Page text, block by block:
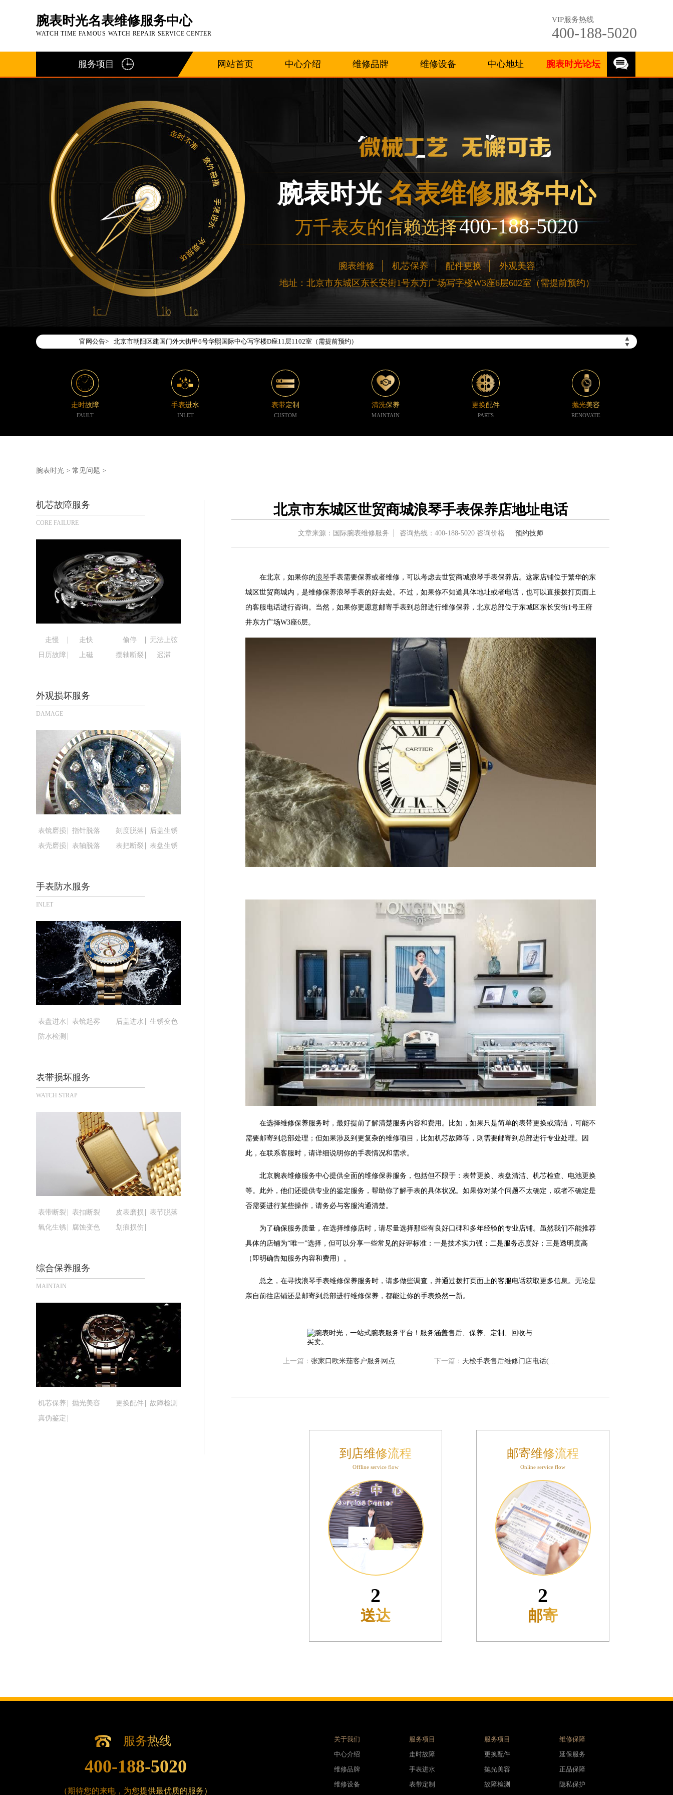
腕表时光名表维修服务中心
WATCH TIME FAMOUS WATCH REPAIR SERVICE CENTER
VIP服务热线
400-188-5020
服务项目 网站首页 中心介绍 维修品牌 维修设备 中心地址 腕表时光论坛
腕表时光 名表维修服务中心
万千表友的信赖选择400-188-5020
腕表维修 机芯保养 配件更换
外观美容
地址：北京市东城区东长安街1号东方广场写字楼W3座6层602室（需提前预约）
官网公告>
▲
▼
2026年7月腕表时光中国区售后服务网络优化升级公告
2026年7月腕表时光全国官方售后客户服务热线：400-188-5020
腕表时光官方全国统一服务热线400-188-5020，服务覆盖中国大陆、香港、澳门、台湾全部区域（非大陆需加拨“+86”）
2026年7月腕表时光售后服务中心最新网点地址：
北京市东城区东长安街1号东方广场写字楼W3座6层602室（需提前预约）
北京市朝阳区建国门外大街甲6号华熙国际中心写字楼D座11层1102室（需提前预约）
天津市和平区赤峰道136号天津国际金融中心写字楼26层2603室（需提前预约）
上海市黄浦区南京东路299号宏伊国际广场写字楼8层806室（需提前预约）
南京市秦淮区中山南路1号（新街口）南京中心写字楼22层C1-1室（需提前预约）
常州市新北区龙锦路1590号现代传媒中心写字楼5号楼10层1008室（需提前预约）
徐州市鼓楼区淮海东路29号苏宁广场IFC国际金融中心写字楼35层3508室（需提前预约）
绍兴市越城区胜利东路379号世茂天际中心写字楼8层805室（需提前预约）
南昌市红谷滩新区红谷中大道998号绿地双子塔（中央广场）A1座办公楼14层07室（需提前预约）
济南市历下区经十路11111号华润中心写字楼（万象城）15层1508室（需提前预约）
广州市天河区天河路230号万菱汇国际中心写字楼A塔7层704室（需提前预约）
广州市越秀区环市东路371-375号世界贸易中心大厦南塔写字楼15层07室（需提前预约）
深圳市罗湖区深南东路5001号华润大厦写字楼17层1701室（需提前预约）
惠州市惠城区江北文昌一路7号华贸大厦写字楼1座30层05室（需提前预约）
厦门市思明区湖滨东路95号华润大厦写字楼B座11层1104室（需提前预约）
福州市鼓楼区五四路128-1号恒力城写字楼15层03室（需提前预约）
成都市锦江区人民东路6号SAC东原中心写字楼24层2406B室（需提前预约）
长沙市芙蓉区定王台街道建湘路393号世茂环球金融中心写字楼（芙蓉广场）10层13室（需提前预约）
太原市迎泽区解放路15号亨得利名表服务中心（品牌授权店）3层整层（需提前预约）
沈阳市沈河区中街路83号亨得利名表服务中心（品牌授权店）1层整层（需提前预约）
乌鲁木齐市天山区红山路26号时代广场（CCMALL）C座17层17-B（需提前预约）
温州市鹿城区锦绣路1067号置信广场10层1015室（需提前预约）
哈尔滨市道里区友谊西路600号富力中心T2座写字楼29层03室（需提前预约）
大连市中山区人民路15号国际金融大厦7层G室（需提前预约）
佛山市禅城区季华五路57号万科金融中心C座12层1205室（需提前预约）
东莞市东城街道鸿福东路1号民盈国贸中心T1写字楼9层907室（需提前预约）
无锡市梁溪区人民中路139号恒隆广场写字楼1座11层1104室（需提前预约）
南通市崇川区工农路57号圆融广场写字楼16层1603室（需提前预约）
苏州市苏州工业园区星港街199号苏州中心办公楼C座22层08室（需提前预约）
青岛市南区山东路6号华润大厦B座22层04室（需提前预约）
烟台市芝罘区胜利路139号万达金融中心A座907室（需提前预约）
长春市朝阳区西安大路727号中银大厦A座(旺进大厦)18层09室（需提前预约）
贵阳市南明区都司高架桥路33号亨特国际金融中心14楼14D（需提前预约）
昆明市盘龙区北京路928号同德昆明广场写字楼10层06室（需提前预约）
石家庄市长安区中山东路39号勒泰中心写字楼B座13层07室（需提前预约）
西安市碑林区南关正街88号华侨城长安国际中心E座6楼10室（需提前预约）
唐山市路南区新华东道100号万达广场写字楼A座10层1002室（需提前预约）
台州市椒江区东海大道1800号腾达中心东1幢20楼2002室（需提前预约）
内蒙古自治区呼和浩特市玉泉区大学西街70号华润万象城写字楼（鄂尔多斯大厦）23层2326室（需提前预约）
甘肃省兰州市七里河区西津西路16号兰州中心写字楼21层2102室（需提前预约）
重庆市解放碑渝中区民权路28号英利国际金融中心写字楼20层01室（需提前预约）
黑龙江省大庆市萨尔图区会战大街腕表时光售后服务中心（需提前预约）
黑龙江省鹤岗市向阳区红军路腕表时光售后服务中心（需提前预约）
黑龙江省黑河市爱辉区中央街腕表时光售后服务中心（需提前预约）
黑龙江省鸡西市鸡冠区红军路腕表时光售后服务中心（需提前预约）
黑龙江省佳木斯市向阳区长安路腕表时光售后服务中心（需提前预约）
黑龙江省牡丹江市东安区太平路腕表时光售后服务中心（需提前预约）
黑龙江省七台河市桃山区大同街腕表时光售后服务中心（需提前预约）
黑龙江省齐齐哈尔市龙沙区龙华路腕表时光售后服务中心（需提前预约）
黑龙江省双鸭山市尖山区新兴大街腕表时光售后服务中心（需提前预约）
黑龙江省绥化市北林区新华街与康庄路交叉口腕表时光售后服务中心（需提前预约）
黑龙江省伊春市伊美区通河路腕表时光售后服务中心（需提前预约）
吉林省白山市浑江区浑江大街腕表时光售后服务中心（需提前预约）
吉林省吉林市船营区河南街腕表时光售后服务中心（需提前预约）
吉林省辽源市龙山区人民大街腕表时光售后服务中心（需提前预约）
吉林省梅河口市新华街道梅河大街腕表时光售后服务中心（需提前预约）
吉林省四平市铁东区紫气大路与南九经街交汇处腕表时光售后服务中心（需提前预约）
吉林省松原市宁江区五环大街腕表时光售后服务中心（需提前预约）
吉林省通化市东昌区环通乡江南大街腕表时光售后服务中心（需提前预约）
辽宁省本溪市平山区胜利路腕表时光售后服务中心（需提前预约）
辽宁省营口市站前区市府路与渤海大街交叉口腕表时光售后服务中心（需提前预约）
辽宁省沈阳市沈河区中街路137号亨得利名表维修授权店1楼腕表时光售后服务中心（需提前预约）
辽宁省沈阳市沈河区中街路83号亨得利名表维修授权店1楼腕表时光售后服务中心（需提前预约）
北京市朝阳区建国门外大街甲6号华熙国际中心D座11层1102室腕表时光售后服务中心（需提前预约）
北京市东城区东长安街1号王府井东方广场W3座6层602室腕表时光售后服务中心（需提前预约）
内蒙古自治区呼伦贝尔市海拉尔区中央街腕表时光售后服务中心（需提前预约）
内蒙古自治区乌兰察布市集宁区恩和大街腕表时光售后服务中心（需提前预约）
内蒙古自治区锡林郭勒盟市锡林浩特市光明街与额尔敦路交叉口腕表时光售后服务中心（需提前预约）
内蒙古自治区兴安盟市乌兰浩特市兴安大街腕表时光售后服务中心（需提前预约）
山西省大同市平城区迎宾街腕表时光售后服务中心（需提前预约）
走时故障
FAULT
手表进水
INLET
表带定制
CUSTOM
清洗保养
MAINTAIN
更换配件
PARTS
抛光美容
RENOVATE
腕表时光 > 常见问题 >
机芯故障服务
CORE FAILURE
走慢 走快 偷停
无法上弦
日历故障
上磁 摆轴断裂 迟滞
外观损坏服务
DAMAGE
表镜磨损 指针脱落 刻度脱落
后盖生锈
表壳磨损
表轴脱落 表把断裂 表盘生锈
手表防水服务
INLET
表盘进水 表镜起雾 后盖进水
生锈变色
防水检测
表带损坏服务
WATCH STRAP
表带断裂 表扣断裂 皮表磨损
表节脱落
氧化生锈
腐蚀变色 划痕损伤
综合保养服务
MAINTAIN
机芯保养 抛光美容 更换配件
故障检测
真伪鉴定
北京市东城区世贸商城浪琴手表保养店地址电话
文章来源：国际腕表维修服务 咨询热线： 400-188-5020咨询价格 预约技师
在北京，如果你的浪琴手表需要保养或者维修，可以考虑去世贸商城浪琴手表保养店。这家店铺位于繁华的东
城区世贸商城内，是维修保养浪琴手表的好去处。不过，如果你不知道具体地址或者电话，也可以直接拨打页面上
的客服电话进行咨询。当然，如果你更愿意邮寄手表到总部进行维修保养，北京总部位于东城区东长安街1号王府
井东方广场W3座6层。
在选择维修保养服务时，最好提前了解清楚服务内容和费用。比如，如果只是简单的表带更换或清洁，可能不
需要邮寄到总部处理；但如果涉及到更复杂的维修项目，比如机芯故障等，则需要邮寄到总部进行专业处理。因
此，在联系客服时，请详细说明你的手表情况和需求。
北京腕表维修服务中心提供全面的维修保养服务，包括但不限于：表带更换、表盘清洁、机芯检查、电池更换
等。此外，他们还提供专业的鉴定服务，帮助你了解手表的具体状况。如果你对某个问题不太确定，或者不确定是
否需要进行某些操作，请务必与客服沟通清楚。
为了确保服务质量，在选择维修店时，请尽量选择那些有良好口碑和多年经验的专业店铺。虽然我们不能推荐
具体的店铺为“唯一”选择，但可以分享一些常见的好评标准：一是技术实力强；二是服务态度好；三是透明度高
（即明确告知服务内容和费用）。
总之，在寻找浪琴手表维修保养服务时，请多做些调查，并通过拨打页面上的客服电话获取更多信息。无论是
亲自前往店铺还是邮寄到总部进行维修保养，都能让你的手表焕然一新。
上一篇： 张家口欧米茄客户服务网点电话热线(专业服务，快速解决您的问题) 下一篇： 天梭手表售后维修门店电话(哪里有)
到店维修流程
Offline service flow
3
预检
邮寄维修流程
Online service flow
3
接收
服务热线
400-188-5020
（期待您的来电，为您提供最优质的服务）
关于我们
中心介绍
维修品牌
维修设备
服务项目
走时故障
手表进水
表带定制
服务项目
更换配件
抛光美容
故障检测
维修保障
延保服务
正品保障
隐私保护